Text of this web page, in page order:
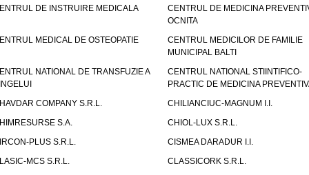
DE INSTRUIRE MEDICALA
CENTRUL DE MEDICINA
OCNITA
MEDICAL DE OSTEOPATIE
CENTRUL MEDICILOR DE FAMILIE
MUNICIPAL BALTI
NATIONAL DE TRANSFUZIE A
CENTRUL NATIONAL STIINTIFICO-
PRACTIC DE MEDICINA
COMPANY S.R.L.
CHILIANCIUC-MAGNUM I.I.
S.A.
CHIOL-LUX S.R.L.
PLUS S.R.L.
CISMEA DARADUR I.I.
MCS S.R.L.
CLASSICORK S.R.L.